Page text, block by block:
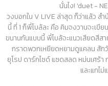
นั่นไง! 'duet -
วงบอกใน V LIVE ล่าสุด ก็ว่าแล้ว ส
นี้ ที่ 1 ก็พี่โบล้ละ คือ คิมจงวานจะเขี
ขนานกันแบบนี้ พี่โบล้จะแนวเสียดสีส
กราดพวกเหยียดหยามดูแคลน สัก
ยุโรป ดาร์กไซด์ แซดสลด หม่นเศร้
และแกไ